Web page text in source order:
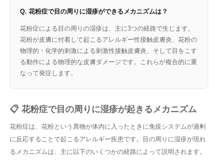
Q. 花粉症で目の周りに湿疹ができるメカニズムは？
花粉症による目の周りの湿疹は、主に3つの経路で生じます。
花粉が皮膚に付着して起こるアレルギー性接触皮膚炎、花粉の
物理的・化学的刺激による刺激性接触皮膚炎、そして目をこす
る動作による物理的な皮膚ダメージです。これらが複合的に重
なって発症します。
📋 花粉症で目の周りに湿疹が起きるメカニズム
花粉症は、花粉という異物が体内に入ったときに免疫システムが過剰
に反応することで起こるアレルギー疾患です。目の周りに湿疹が現れ
るメカニズムは、主に以下のいくつかの経路によって説明されます。